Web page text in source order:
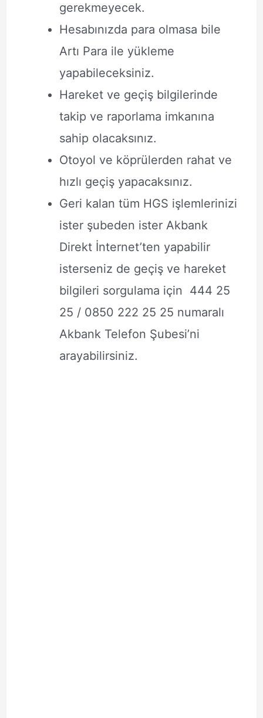
gerekmeyecek.
Hesabınızda para olmasa bile
Artı Para ile yükleme
yapabileceksiniz.
Hareket ve geçiş bilgilerinde
takip ve raporlama imkanına
sahip olacaksınız.
Otoyol ve köprülerden rahat ve
hızlı geçiş yapacaksınız.
Geri kalan tüm HGS işlemlerinizi
ister şubeden ister Akbank
Direkt İnternet’ten yapabilir
isterseniz de geçiş ve hareket
bilgileri sorgulama için 444 25
25 / 0850 222 25 25 numaralı
Akbank Telefon Şubesi’ni
arayabilirsiniz.